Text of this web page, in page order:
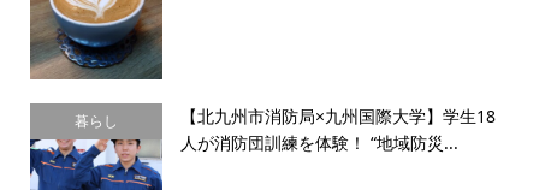
暮らし
【北九州市消防局×九州国際大学】学生18
人が消防団訓練を体験！ “地域防災...